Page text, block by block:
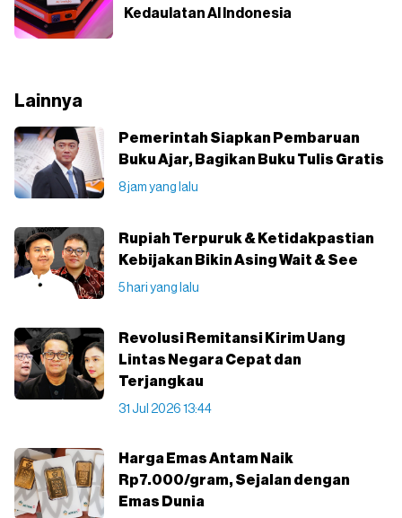
Kedaulatan AI Indonesia
Lainnya
Pemerintah Siapkan Pembaruan
Buku Ajar, Bagikan Buku Tulis Gratis
8 jam yang lalu
Rupiah Terpuruk & Ketidakpastian
Kebijakan Bikin Asing Wait & See
5 hari yang lalu
Revolusi Remitansi Kirim Uang
Lintas Negara Cepat dan
Terjangkau
31 Jul 2026 13:44
Harga Emas Antam Naik
Rp7.000/gram, Sejalan dengan
Emas Dunia